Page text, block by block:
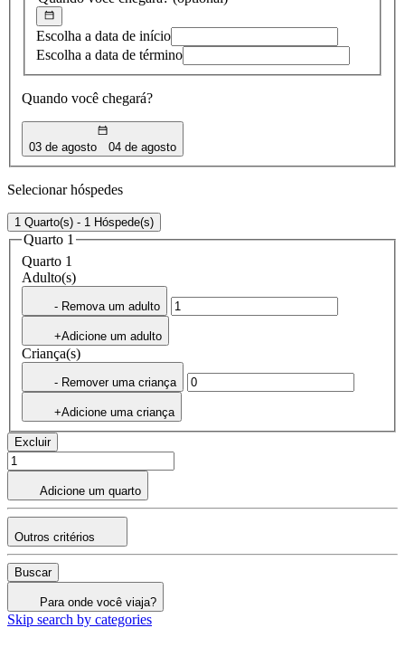
Escolha a data de início
Escolha a data de término
Quando você chegará?
03 de agosto 04 de agosto
Selecionar hóspedes
1 Quarto(s) - 1 Hóspede(s)
Quarto 1
Quarto 1
Adulto(s)
- Remova um adulto
+Adicione um adulto
Criança(s)
- Remover uma criança
+Adicione uma criança
Excluir
Adicione um quarto
Outros critérios
Buscar
Para onde você viaja?
Skip search by categories